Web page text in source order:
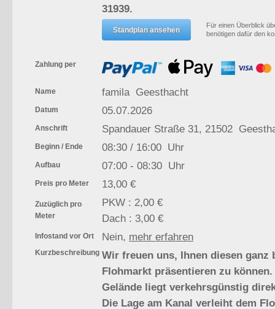
31939.
Für einen Überblick
benötigen dafür den
Zahlung per
Name famila Geesthacht
Datum 05.07.2026
Anschrift Spandauer Straße 31, 21502
Beginn / Ende 08:30 / 16:00 Uhr
Aufbau 07:00 - 08:30 Uhr
Preis pro Meter 13,00 €
Zuzüglich pro
Meter
PKW : 2,00 €
Dach : 3,00 €
Infostand vor Ort Nein, mehr erfahren
Kurzbeschreibung Wir freuen uns, Ihnen diesen ganz
Flohmarkt präsentieren zu
Gelände liegt verkehrsgünstig
Die Lage am Kanal verleiht dem